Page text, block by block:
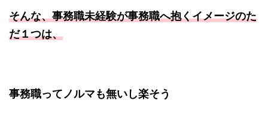
そんな、事務職未経験が事務職へ抱くイメージのた
だ１つは、
事務職ってノルマも無いし楽そう